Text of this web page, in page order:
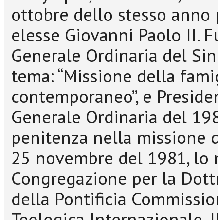
ottobre dello stesso anno
elesse Giovanni Paolo II.
Generale Ordinaria del
tema: “Missione della
contemporaneo”, e
Generale Ordinaria del
penitenza nella missione
25 novembre del 1981,
Congregazione per la
della Pontificia